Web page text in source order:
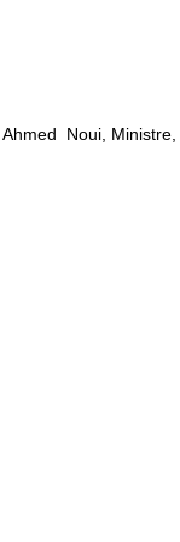
Noui,